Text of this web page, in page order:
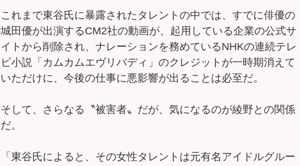
これまで東谷氏に暴露されたタレントの中では、すでに俳優の
城田優が出演するCM2社の動画が、起用している企業の公式サ
イトから削除され、ナレーションを務めているNHKの連続テレ
ビ小説「カムカムエヴリバディ」のクレジットが一時期消えて
いただけに、今後の仕事に悪影響が出ることは必至だ。
そして、さらなる〝被害者〟だが、気になるのが綾野との関係
だ。
「東谷氏によると、その女性タレントは元有名アイドルグルー